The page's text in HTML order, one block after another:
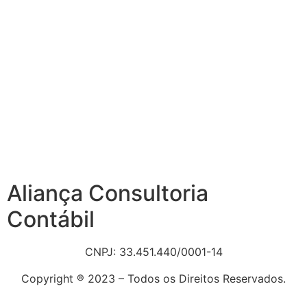
Aliança Consultoria
Contábil
CNPJ: 33.451.440/0001-14
Copyright ® 2023 – Todos os Direitos Reservados.